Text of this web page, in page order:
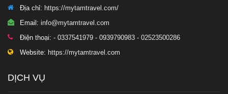
Địa chỉ: https://mytamtravel.com/
Email: info@mytamtravel.com
Điện thoại: - 0337541979 - 0939790983 - 02523500286
Website: https://mytamtravel.com
DỊCH VỤ